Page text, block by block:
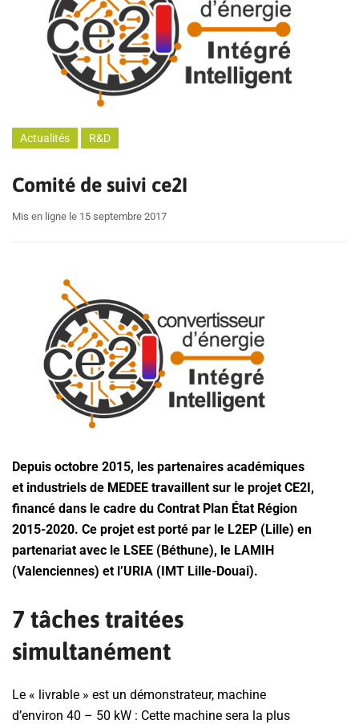
Actualités R&D
Comité de suivi ce2I
Mis en ligne le 15 septembre 2017
Depuis octobre 2015, les partenaires académiques
et industriels de MEDEE travaillent sur le projet CE2I,
financé dans le cadre du Contrat Plan État Région
2015-2020. Ce projet est porté par le L2EP (Lille) en
partenariat avec le LSEE (Béthune), le LAMIH
(Valenciennes) et l’URIA (IMT Lille-Douai).
7 tâches traitées
simultanément
Le « livrable » est un démonstrateur, machine
d’environ 40 – 50 kW : Cette machine sera la plus